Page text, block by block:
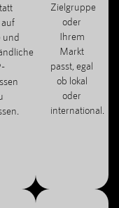
und
Zielgruppe
oder
Ihrem
Markt
passt, egal
ob lokal
oder
international.